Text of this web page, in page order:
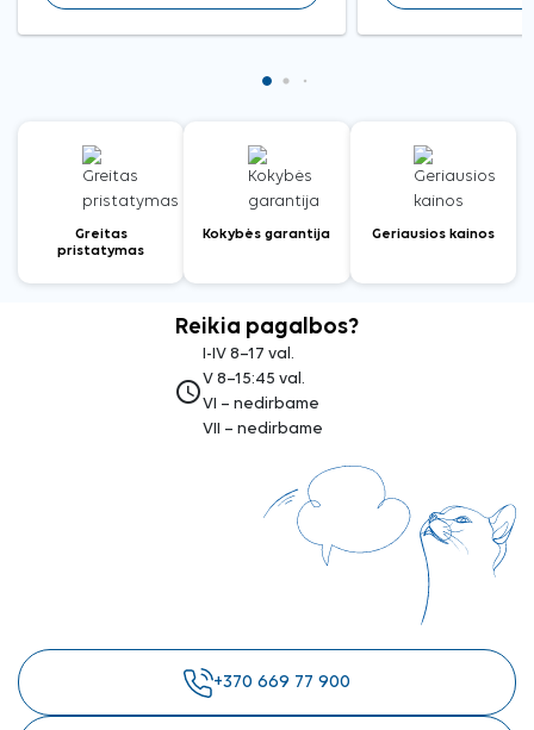
Greitas
pristatymas
Kokybės garantija Geriausios kainos
Reikia pagalbos?
access_time
I-IV 8–17 val.
V 8–15:45 val.
VI – nedirbame
VII – nedirbame
+370 669 77 900